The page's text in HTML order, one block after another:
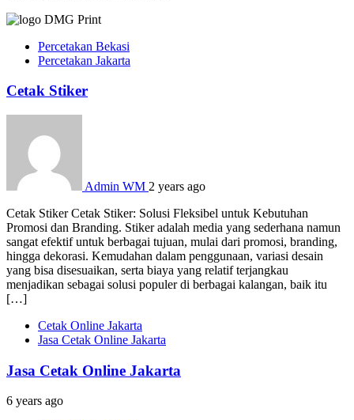
Percetakan Bekasi
Percetakan Jakarta
Cetak Stiker
Admin WM 2 years ago
Cetak Stiker Cetak Stiker: Solusi Fleksibel untuk Kebutuhan
Promosi dan Branding. Stiker adalah media yang sederhana namun
sangat efektif untuk berbagai tujuan, mulai dari promosi, branding,
hingga dekorasi. Kemudahan dalam penggunaan, variasi desain
yang bisa disesuaikan, serta biaya yang relatif terjangkau
menjadikan sebagai solusi populer di berbagai kalangan, baik itu
[…]
Cetak Online Jakarta
Jasa Cetak Online Jakarta
Jasa Cetak Online Jakarta
6 years ago